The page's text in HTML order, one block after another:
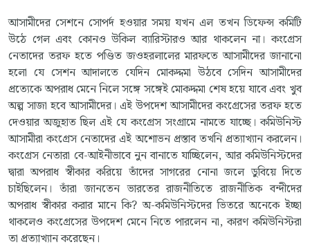
আসামীদের সেশনে সোপর্দ হওয়ার সময় যখন এল তখন ডিফেন্স কমিটি
উঠে গেল এবং কোনও উকিল ব্যারিস্টারও আর থাকলেন না। কংগ্রেস
নেতাদের তরফ হতে পণ্ডিত জওহরলালের মারফতে আসামীদের জানানো
হলো যে সেশন আদালতে যেদিন মোকদ্দমা উঠবে সেদিন আসামীদের
প্রত্যেকে অপরাধ মেনে নিলে সঙ্গে সঙ্গেই মোকদ্দমা শেষ হয়ে যাবে এবং খুব
অল্প সাজা হবে আসামীদের। এই উপদেশ আসামীদের কংগ্রেসের তরফ হতে
দেওয়ার অজুহাত ছিল এই যে কংগ্রেস সংগ্রামে নামতে যাচ্ছে। কমিউনিস্ট
আসামীরা কংগ্রেস নেতাদের এই অশোভন প্রস্তাব তখনি প্রত্যাখ্যান করলেন।
কংগ্রেস নেতারা বে-আইনীভাবে নুন বানাতে যাচ্ছিলেন, আর কমিউনিস্টদের
দ্বারা অপরাধ স্বীকার করিয়ে তাঁদের সাগরের নোনা জলে ডুবিয়ে দিতে
চাইছিলেন। তাঁরা জানতেন ভারতের রাজনীতিতে রাজনীতিক বন্দীদের
অপরাধ স্বীকার করার মানে কি? অ-কমিউনিস্টদের ভিতরে অনেকে ইচ্ছা
থাকলেও কংগ্রেসের উপদেশ মেনে নিতে পারলেন না, কারণ কমিউনিস্টরা
তা প্রত্যাখ্যান করেছেন।